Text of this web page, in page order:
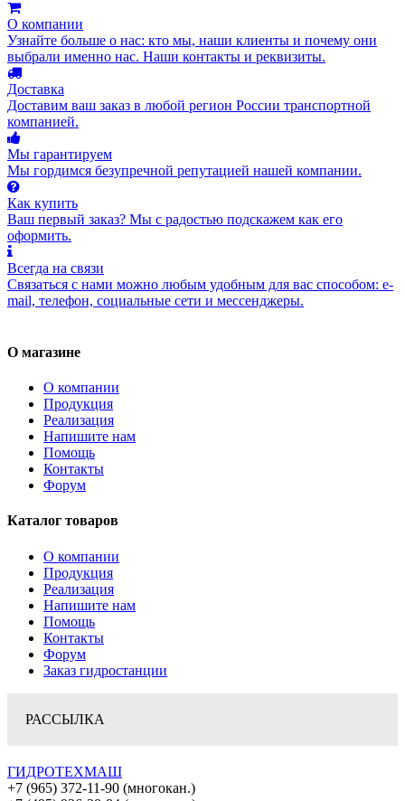
О компании
Узнайте больше о нас: кто мы, наши клиенты и почему они
выбрали именно нас. Наши контакты и реквизиты.
Доставка
Доставим ваш заказ в любой регион России транспортной
компанией.
Мы гарантируем
Мы гордимся безупречной репутацией нашей компании.
Как купить
Ваш первый заказ? Мы с радостью подскажем как его
оформить.
Всегда на связи
Связаться с нами можно любым удобным для вас способом: e-
mail, телефон, социальные сети и мессенджеры.
О магазине
О компании
Продукция
Реализация
Напишите нам
Помощь
Контакты
Форум
Каталог товаров
О компании
Продукция
Реализация
Напишите нам
Помощь
Контакты
Форум
Заказ гидростанции
РАССЫЛКА
ГИДРОТЕХМАШ
+7 (965) 372-11-90 (многокан.)